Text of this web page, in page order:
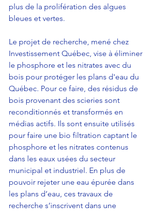
plus de la prolifération des algues
bleues et vertes.
Le projet de recherche, mené chez
Investissement Québec, vise à éliminer
le phosphore et les nitrates avec du
bois pour protéger les plans d'eau du
Québec. Pour ce faire, des résidus de
bois provenant des scieries sont
reconditionnés et transformés en
médias actifs. Ils sont ensuite utilisés
pour faire une bio filtration captant le
phosphore et les nitrates contenus
dans les eaux usées du secteur
municipal et industriel. En plus de
pouvoir rejeter une eau épurée dans
les plans d’eau, ces travaux de
recherche s’inscrivent dans une